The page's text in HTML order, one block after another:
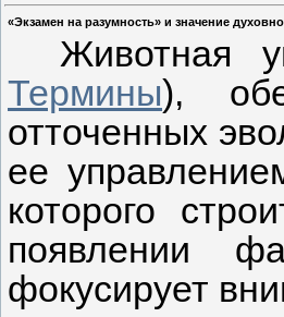
«Экзамен на разумность» и значение
Животная
Термины),
отточенных
ее
которого
появлении
фокусирует